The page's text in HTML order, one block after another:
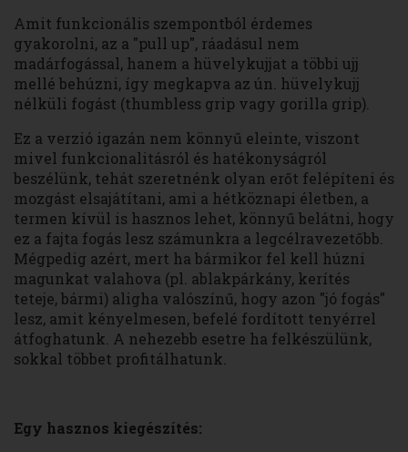
Amit funkcionális szempontból érdemes
gyakorolni, az a "pull up", ráadásul nem
madárfogással, hanem a hüvelykujjat a többi ujj
mellé behúzni, így megkapva az ún. hüvelykujj
nélküli fogást (thumbless grip vagy gorilla grip).
Ez a verzió igazán nem könnyű eleinte, viszont
mivel funkcionalitásról és hatékonyságról
beszélünk, tehát szeretnénk olyan erőt felépíteni és
mozgást elsajátítani, ami a hétköznapi életben, a
termen kívül is hasznos lehet, könnyű belátni, hogy
ez a fajta fogás lesz számunkra a legcélravezetőbb.
Mégpedig azért, mert ha bármikor fel kell húzni
magunkat valahova (pl. ablakpárkány, kerítés
teteje, bármi) aligha valószínű, hogy azon "jó fogás"
lesz, amit kényelmesen, befelé fordított tenyérrel
átfoghatunk. A nehezebb esetre ha felkészülünk,
sokkal többet profitálhatunk.
Egy hasznos kiegészítés: